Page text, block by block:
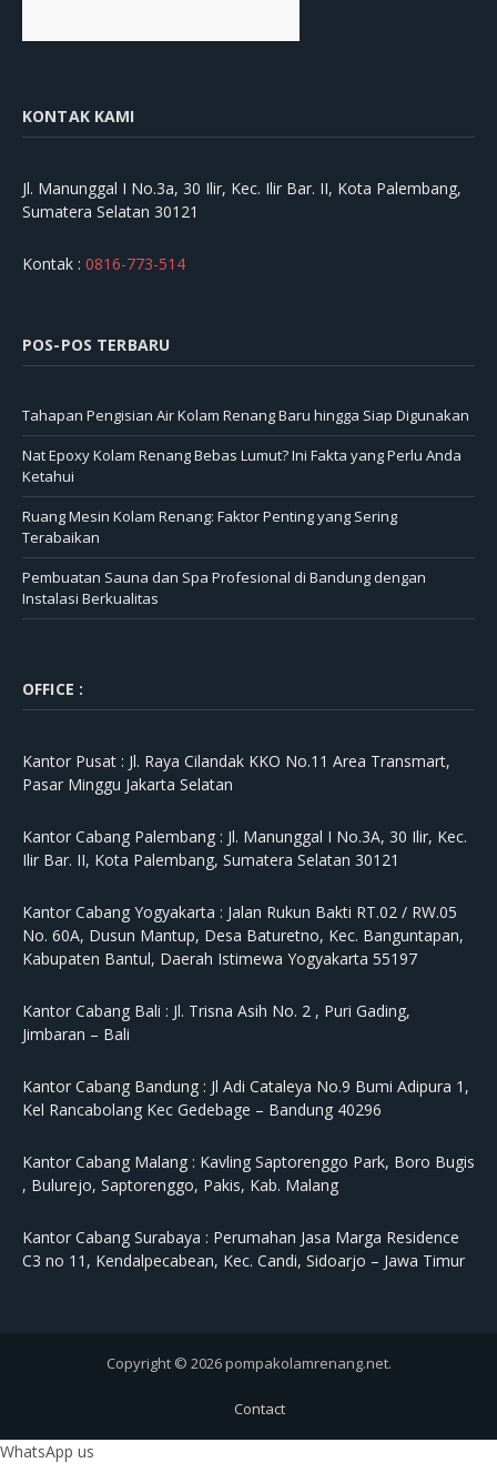
KONTAK KAMI
Jl. Manunggal I No.3a, 30 Ilir, Kec. Ilir Bar. II, Kota Palembang,
Sumatera Selatan 30121
Kontak : 0816-773-514
POS-POS TERBARU
Tahapan Pengisian Air Kolam Renang Baru hingga Siap Digunakan
Nat Epoxy Kolam Renang Bebas Lumut? Ini Fakta yang Perlu Anda
Ketahui
Ruang Mesin Kolam Renang: Faktor Penting yang Sering
Terabaikan
Pembuatan Sauna dan Spa Profesional di Bandung dengan
Instalasi Berkualitas
OFFICE :
Kantor Pusat : Jl. Raya Cilandak KKO No.11 Area Transmart,
Pasar Minggu Jakarta Selatan
Kantor Cabang Palembang : Jl. Manunggal I No.3A, 30 Ilir, Kec.
Ilir Bar. II, Kota Palembang, Sumatera Selatan 30121
Kantor Cabang Yogyakarta : Jalan Rukun Bakti RT.02 / RW.05
No. 60A, Dusun Mantup, Desa Baturetno, Kec. Banguntapan,
Kabupaten Bantul, Daerah Istimewa Yogyakarta 55197
Kantor Cabang Bali : Jl. Trisna Asih No. 2 , Puri Gading,
Jimbaran – Bali
Kantor Cabang Bandung : Jl Adi Cataleya No.9 Bumi Adipura 1,
Kel Rancabolang Kec Gedebage – Bandung 40296
Kantor Cabang Malang : Kavling Saptorenggo Park, Boro Bugis
, Bulurejo, Saptorenggo, Pakis, Kab. Malang
Kantor Cabang Surabaya : Perumahan Jasa Marga Residence
C3 no 11, Kendalpecabean, Kec. Candi, Sidoarjo – Jawa Timur
Copyright © 2026 pompakolamrenang.net.
Contact
WhatsApp us